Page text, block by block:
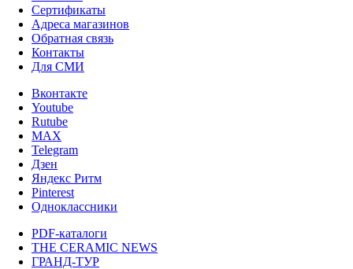
Сертификаты
Адреса магазинов
Обратная связь
Контакты
Для СМИ
Вконтакте
Youtube
Rutube
MAX
Telegram
Дзен
Яндекс Ритм
Pinterest
Одноклассники
PDF-каталоги
THE CERAMIC NEWS
ГРАНД-ТУР